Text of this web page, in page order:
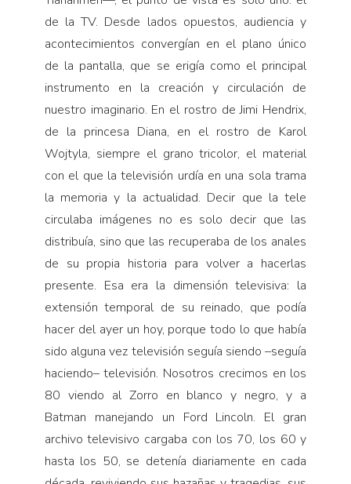
de la TV. Desde lados opuestos, audiencia y
acontecimientos convergían en el plano único
de la pantalla, que se erigía como el principal
instrumento en la creación y circulación de
nuestro imaginario. En el rostro de Jimi Hendrix,
de la princesa Diana, en el rostro de Karol
Wojtyla, siempre el grano tricolor, el material
con el que la televisión urdía en una sola trama
la memoria y la actualidad. Decir que la tele
circulaba imágenes no es solo decir que las
distribuía, sino que las recuperaba de los anales
de su propia historia para volver a hacerlas
presente. Esa era la dimensión televisiva: la
extensión temporal de su reinado, que podía
hacer del ayer un hoy, porque todo lo que había
sido alguna vez televisión seguía siendo –seguía
haciendo– televisión. Nosotros crecimos en los
80 viendo al Zorro en blanco y negro, y a
Batman manejando un Ford Lincoln. El gran
archivo televisivo cargaba con los 70, los 60 y
hasta los 50, se detenía diariamente en cada